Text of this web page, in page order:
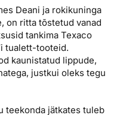
Deani ja rokikuninga
on ritta tõstetud vanad
tankima Texaco
tualett-tooteid.
kaunistatud lippude,
justkui oleks tegu
teekonda jätkates tuleb